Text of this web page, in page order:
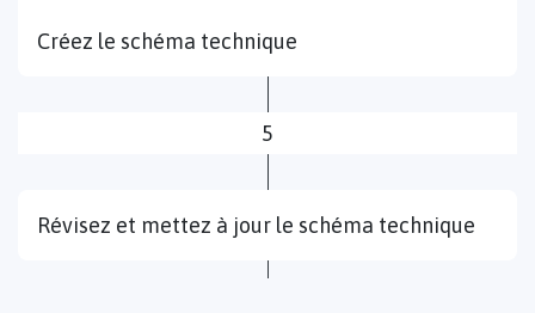
Créez le schéma technique
5
Révisez et mettez à jour le schéma technique